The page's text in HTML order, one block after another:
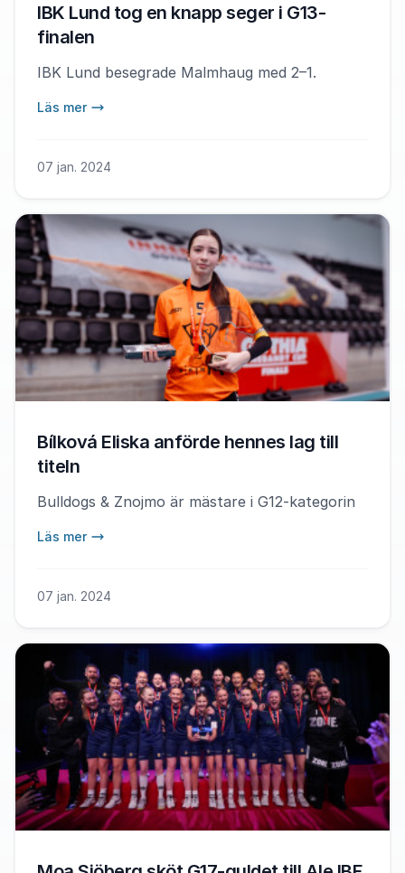
IBK Lund tog en knapp seger i G13-
finalen
IBK Lund besegrade Malmhaug med 2–1.
Läs mer
07 jan. 2024
Bílková Eliska anförde hennes lag till
titeln
Bulldogs & Znojmo är mästare i G12-kategorin
Läs mer
07 jan. 2024